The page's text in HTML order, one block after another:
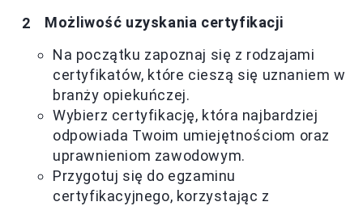
Możliwość uzyskania certyfikacji
Na początku zapoznaj się z rodzajami
certyfikatów, które cieszą się uznaniem w
branży opiekuńczej.
Wybierz certyfikację, która najbardziej
odpowiada Twoim umiejętnościom oraz
uprawnieniom zawodowym.
Przygotuj się do egzaminu
certyfikacyjnego, korzystając z